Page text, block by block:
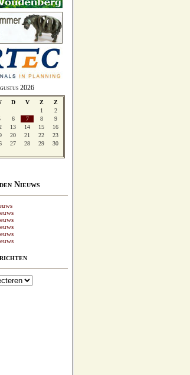
2026
D V Z
Z
1
2
6 7 8
9
13 14 15
16
20 21 22
23
27 28 29
30
Nieuws